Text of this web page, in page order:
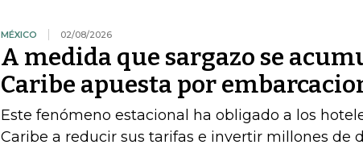
MÉXICO 02/08/2026
A medida que sargazo se
Caribe apuesta por
Este fenómeno estacional ha obligado a los
Caribe a reducir sus tarifas e invertir millones de